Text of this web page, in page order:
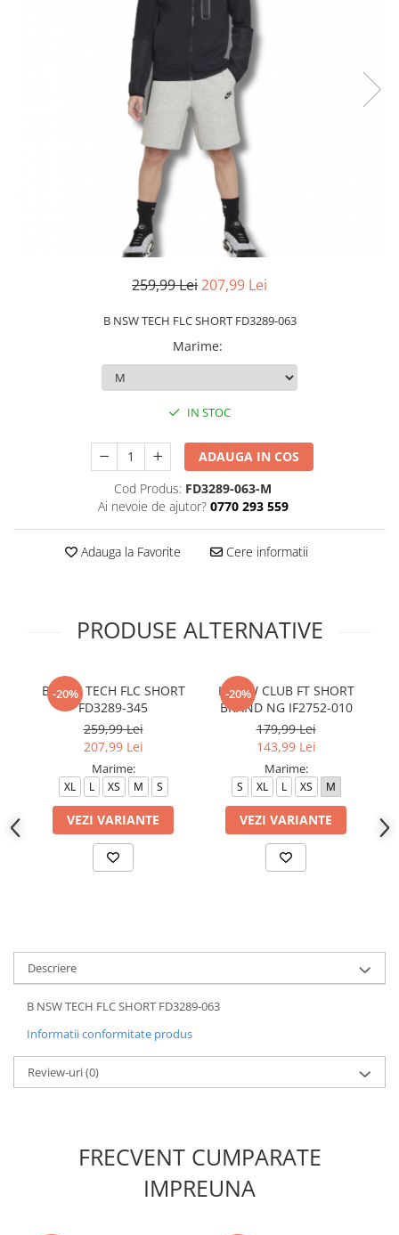
Sandale & Slapi copii
259,99 Lei207,99 Lei
B NSW TECH FLC SHORT FD3289-063
Marime:
IN STOC
ADAUGA IN COS
Cod Produs: FD3289-063-M
Ai nevoie de ajutor? 0770 293 559
Adauga la Favorite Cere informatii
PRODUSE ALTERNATIVE
-20%
B NSW TECH FLC SHORT
FD3289-345
259,99 Lei
207,99 Lei
Marime:
XL L XS M S
VEZI VARIANTE
-20%
K NSW CLUB FT SHORT
BRAND NG IF2752-010
179,99 Lei
143,99 Lei
Marime:
S XL L XS M
VEZI VARIANTE
Descriere
B NSW TECH FLC SHORT FD3289-063
Informatii conformitate produs
Review-uri(0)
FRECVENT CUMPARATE
IMPREUNA